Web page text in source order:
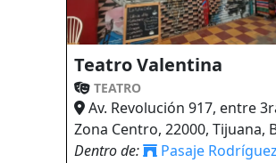
Teatro Valentina
TEATRO
Av. Revolución 917, entre
Zona Centro, 22000, Tijuana,
Dentro de:
Pasaje Rodríguez